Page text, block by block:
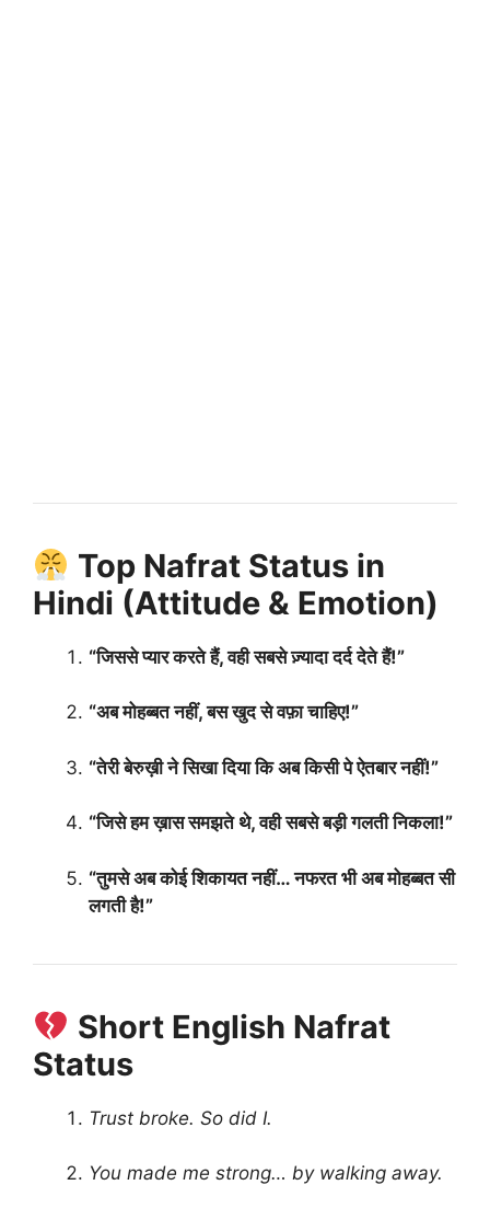
Top Nafrat Status in
Hindi (Attitude & Emotion)
“जिससे प्यार करते हैं, वही सबसे ज़्यादा दर्द देते हैं!”
“अब मोहब्बत नहीं, बस खुद से वफ़ा चाहिए!”
“तेरी बेरुख़ी ने सिखा दिया कि अब किसी पे ऐतबार नहीं!”
“जिसे हम ख़ास समझते थे, वही सबसे बड़ी गलती निकला!”
“तुमसे अब कोई शिकायत नहीं… नफरत भी अब मोहब्बत सी
लगती है!”
Short English Nafrat
Status
Trust broke. So did I.
You made me strong… by walking away.